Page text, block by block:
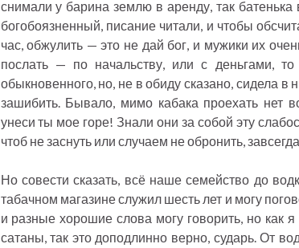
снимали у барина землю в аренду, так
богобоязненный, писание читали, и чтобы
час, обжулить — это не дай бог, и мужики их
послать — по начальству, или с деньгами,
обыкновенного, но, не в обиду сказано, сидела
зашибить. Бывало, мимо кабака проехать нет
унеси ты мое горе! Знали они за собой эту
чтоб не заснуть или случаем не обронить,
Но совести сказать, всё наше семейство до
табачном магазине служил шесть лет и могу
и разные хорошие слова могу говорить, но как
сатаны, так это доподлинно верно, сударь. От